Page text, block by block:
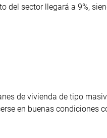
del sector llegará a 9%,
de vivienda de tipo
en buenas condiciones